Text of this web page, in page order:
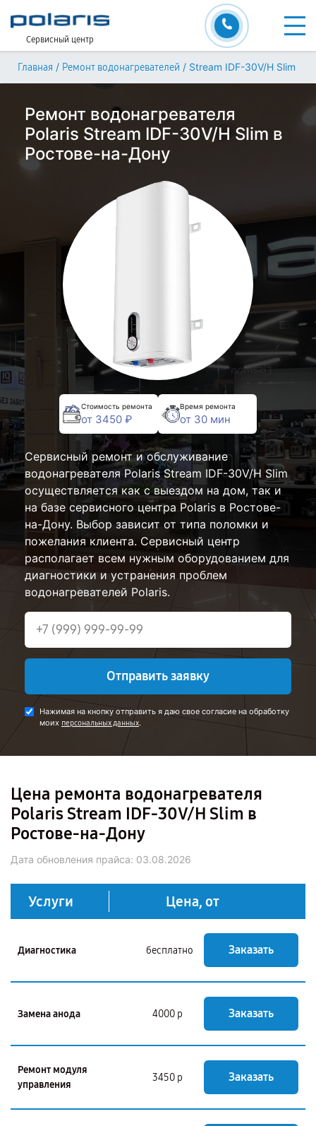
Сервисный центр
Главная / Ремонт водонагревателей / Stream IDF-30V/H Slim
Ремонт водонагревателя
Polaris Stream IDF-30V/H Slim в
Ростове-на-Дону
Стоимость ремонта
от 3450 ₽
Время ремонта
от 30 мин
Сервисный ремонт и обслуживание
водонагревателя Polaris Stream IDF-30V/H Slim
осуществляется как с выездом на дом, так и
на базе сервисного центра Polaris в Ростове-
на-Дону. Выбор зависит от типа поломки и
пожелания клиента. Сервисный центр
располагает всем нужным оборудованием для
диагностики и устранения проблем
водонагревателей Polaris.
Отправить заявку
Нажимая на кнопку отправить я даю свое согласие на обработку
моих персональных данных.
Цена ремонта водонагревателя
Polaris Stream IDF-30V/H Slim в
Ростове-на-Дону
Дата обновления прайса: 03.08.2026
Услуги Цена, от
Диагностика бесплатно Заказать
Замена анода 4000 р Заказать
Ремонт модуля
управления
3450 р Заказать